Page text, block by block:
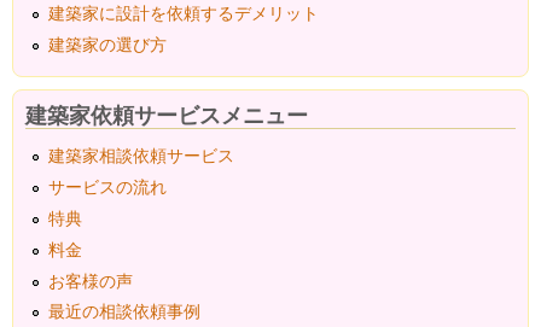
建築家に設計を依頼するデメリット
建築家の選び方
建築家依頼サービスメニュー
建築家相談依頼サービス
サービスの流れ
特典
料金
お客様の声
最近の相談依頼事例